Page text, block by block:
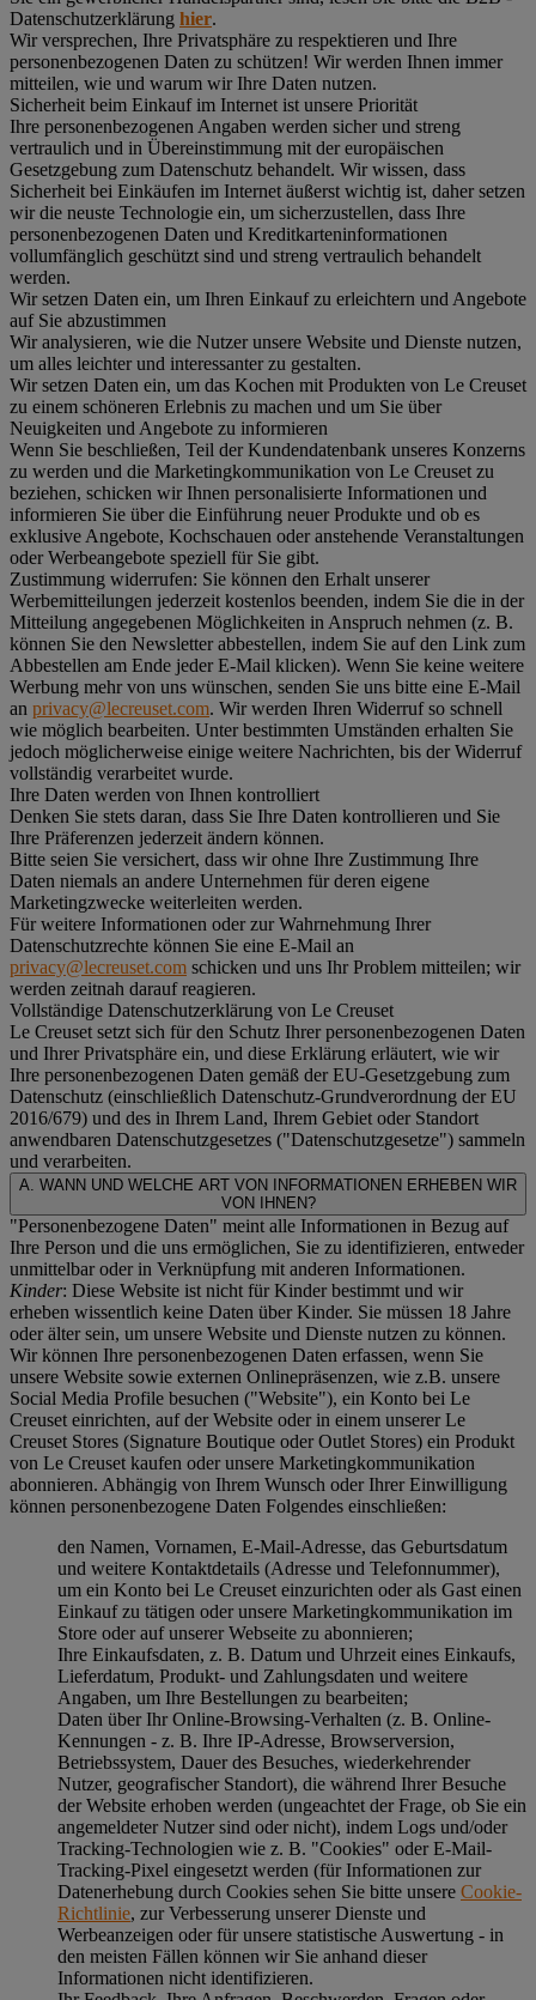
Datenschutzerklärung hier.
Wir versprechen, Ihre Privatsphäre zu respektieren und Ihre
personenbezogenen Daten zu schützen! Wir werden Ihnen immer
mitteilen, wie und warum wir Ihre Daten nutzen.
Sicherheit beim Einkauf im Internet ist unsere Priorität
Ihre personenbezogenen Angaben werden sicher und streng
vertraulich und in Übereinstimmung mit der europäischen
Gesetzgebung zum Datenschutz behandelt. Wir wissen, dass
Sicherheit bei Einkäufen im Internet äußerst wichtig ist, daher setzen
wir die neuste Technologie ein, um sicherzustellen, dass Ihre
personenbezogenen Daten und Kreditkarteninformationen
vollumfänglich geschützt sind und streng vertraulich behandelt
werden.
Wir setzen Daten ein, um Ihren Einkauf zu erleichtern und Angebote
auf Sie abzustimmen
Wir analysieren, wie die Nutzer unsere Website und Dienste nutzen,
um alles leichter und interessanter zu gestalten.
Wir setzen Daten ein, um das Kochen mit Produkten von Le Creuset
zu einem schöneren Erlebnis zu machen und um Sie über
Neuigkeiten und Angebote zu informieren
Wenn Sie beschließen, Teil der Kundendatenbank unseres Konzerns
zu werden und die Marketingkommunikation von Le Creuset zu
beziehen, schicken wir Ihnen personalisierte Informationen und
informieren Sie über die Einführung neuer Produkte und ob es
exklusive Angebote, Kochschauen oder anstehende Veranstaltungen
oder Werbeangebote speziell für Sie gibt.
Zustimmung widerrufen: Sie können den Erhalt unserer
Werbemitteilungen jederzeit kostenlos beenden, indem Sie die in der
Mitteilung angegebenen Möglichkeiten in Anspruch nehmen (z. B.
können Sie den Newsletter abbestellen, indem Sie auf den Link zum
Abbestellen am Ende jeder E-Mail klicken). Wenn Sie keine weitere
Werbung mehr von uns wünschen, senden Sie uns bitte eine E-Mail
an privacy@lecreuset.com. Wir werden Ihren Widerruf so schnell
wie möglich bearbeiten. Unter bestimmten Umständen erhalten Sie
jedoch möglicherweise einige weitere Nachrichten, bis der Widerruf
vollständig verarbeitet wurde.
Ihre Daten werden von Ihnen kontrolliert
Denken Sie stets daran, dass Sie Ihre Daten kontrollieren und Sie
Ihre Präferenzen jederzeit ändern können.
Bitte seien Sie versichert, dass wir ohne Ihre Zustimmung Ihre
Daten niemals an andere Unternehmen für deren eigene
Marketingzwecke weiterleiten werden.
Für weitere Informationen oder zur Wahrnehmung Ihrer
Datenschutzrechte können Sie eine E-Mail an
privacy@lecreuset.com schicken und uns Ihr Problem mitteilen; wir
werden zeitnah darauf reagieren.
Vollständige Datenschutzerklärung von Le Creuset
Le Creuset setzt sich für den Schutz Ihrer personenbezogenen Daten
und Ihrer Privatsphäre ein, und diese Erklärung erläutert, wie wir
Ihre personenbezogenen Daten gemäß der EU-Gesetzgebung zum
Datenschutz (einschließlich Datenschutz-Grundverordnung der EU
2016/679) und des in Ihrem Land, Ihrem Gebiet oder Standort
anwendbaren Datenschutzgesetzes ("Datenschutzgesetze") sammeln
und verarbeiten.
A. WANN UND WELCHE ART VON INFORMATIONEN ERHEBEN WIR
VON IHNEN?
"Personenbezogene Daten" meint alle Informationen in Bezug auf
Ihre Person und die uns ermöglichen, Sie zu identifizieren, entweder
unmittelbar oder in Verknüpfung mit anderen Informationen.
Kinder: Diese Website ist nicht für Kinder bestimmt und wir
erheben wissentlich keine Daten über Kinder. Sie müssen 18 Jahre
oder älter sein, um unsere Website und Dienste nutzen zu können.
Wir können Ihre personenbezogenen Daten erfassen, wenn Sie
unsere Website sowie externen Onlinepräsenzen, wie z.B. unsere
Social Media Profile besuchen ("Website"), ein Konto bei Le
Creuset einrichten, auf der Website oder in einem unserer Le
Creuset Stores (Signature Boutique oder Outlet Stores) ein Produkt
von Le Creuset kaufen oder unsere Marketingkommunikation
abonnieren. Abhängig von Ihrem Wunsch oder Ihrer Einwilligung
können personenbezogene Daten Folgendes einschließen:
den Namen, Vornamen, E-Mail-Adresse, das Geburtsdatum
und weitere Kontaktdetails (Adresse und Telefonnummer),
um ein Konto bei Le Creuset einzurichten oder als Gast einen
Einkauf zu tätigen oder unsere Marketingkommunikation im
Store oder auf unserer Webseite zu abonnieren;
Ihre Einkaufsdaten, z. B. Datum und Uhrzeit eines Einkaufs,
Lieferdatum, Produkt- und Zahlungsdaten und weitere
Angaben, um Ihre Bestellungen zu bearbeiten;
Daten über Ihr Online-Browsing-Verhalten (z. B. Online-
Kennungen - z. B. Ihre IP-Adresse, Browserversion,
Betriebssystem, Dauer des Besuches, wiederkehrender
Nutzer, geografischer Standort), die während Ihrer Besuche
der Website erhoben werden (ungeachtet der Frage, ob Sie ein
angemeldeter Nutzer sind oder nicht), indem Logs und/oder
Tracking-Technologien wie z. B. "Cookies" oder E-Mail-
Tracking-Pixel eingesetzt werden (für Informationen zur
Datenerhebung durch Cookies sehen Sie bitte unsere Cookie-
Richtlinie, zur Verbesserung unserer Dienste und
Werbeanzeigen oder für unsere statistische Auswertung - in
den meisten Fällen können wir Sie anhand dieser
Informationen nicht identifizieren.